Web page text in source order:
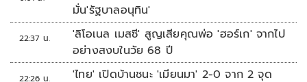
มั่น'รัฐบาลอนุทิน'
22:37 น.
'ลิโอเนล เมสซี' สูญเสียคุณพ่อ 'ฮอร์เก' จากไป
อย่างสงบในวัย 68 ปี
22:26 น.
'ไทย' เปิดบ้านชนะ 'เมียนมา' 2-0 จาก 2 จุด